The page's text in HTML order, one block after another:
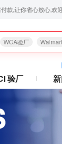
省心放心,欢迎拨打
WCA验厂
验厂